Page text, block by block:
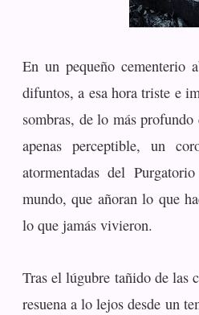
En un pequeño cementerio
difuntos, a esa hora triste e
sombras, de lo más
apenas perceptible, un
atormentadas del
mundo, que añoran lo que
lo que jamás vivieron.
Tras el lúgubre tañido de las
resuena a lo lejos desde un